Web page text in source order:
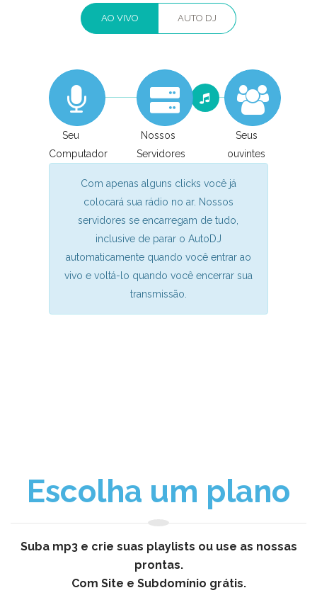
AO VIVO AUTO DJ
Seu
Computador
Nossos
Servidores
Seus
ouvintes
Com apenas alguns clicks você já
colocará sua rádio no ar. Nossos
servidores se encarregam de tudo,
inclusive de parar o AutoDJ
automaticamente quando você entrar ao
vivo e voltá-lo quando você encerrar sua
transmissão.
Escolha um plano
Suba mp3 e crie suas playlists ou use as nossas
prontas.
Com Site e Subdomínio grátis.